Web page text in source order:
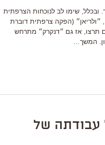
ובכלל, שימו לב לנוכחות הצרפתית
״ולריאן״ (הפקה צרפתית דוברת
תרצו, אז גם ״דנקרק״ מתרחש
המשך…
עבודתה של